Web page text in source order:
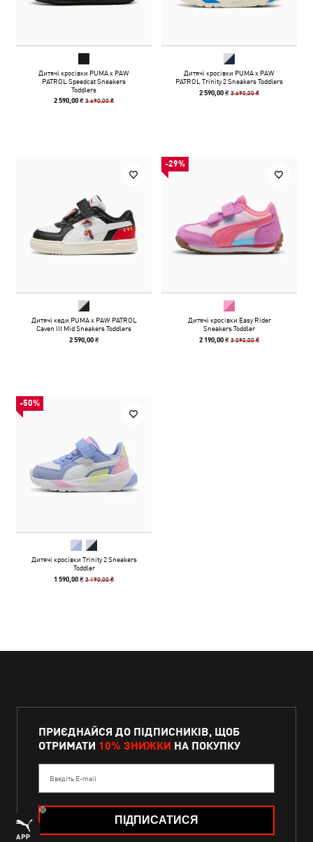
Дитячі кросівки PUMA x PAW
PATROL Speedcat Sneakers
Toddlers
2 590,00 ₴3 690,00 ₴
Дитячі кросівки PUMA x PAW
PATROL Trinity 2 Sneakers Toddlers
2 590,00 ₴3 690,00 ₴
Дитячі кеди PUMA x PAW PATROL
Caven III Mid Sneakers Toddlers
2 590,00 ₴
-29%
Дитячі кросівки Easy Rider
Sneakers Toddler
2 190,00 ₴3 090,00 ₴
-50%
Дитячі кросівки Trinity 2 Sneakers
Toddler
1 590,00 ₴3 190,00 ₴
ПРИЄДНАЙСЯ ДО ПІДПИСНИКІВ, ЩОБ
ОТРИМАТИ 10% ЗНИЖКИ НА ПОКУПКУ
Введіть E-mail
ПІДПИСАТИСЯ